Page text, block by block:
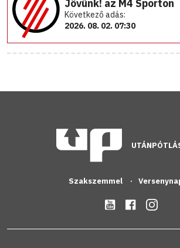
Jövünk! az M4 Sporton
Következő adás:
2026. 08. 02. 07:30
Szakszemmel